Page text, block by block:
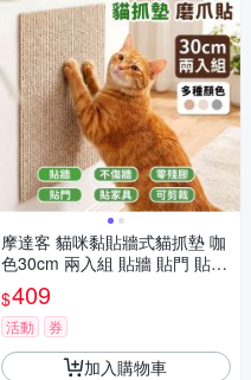
摩達客 貓咪黏貼牆式貓抓墊 咖
色30cm 兩入組 貼牆 貼門 貼家
具 隨處可貼附背膠 可剪裁 不易
殘膠 不易傷牆
$409
活動 券
加入購物車